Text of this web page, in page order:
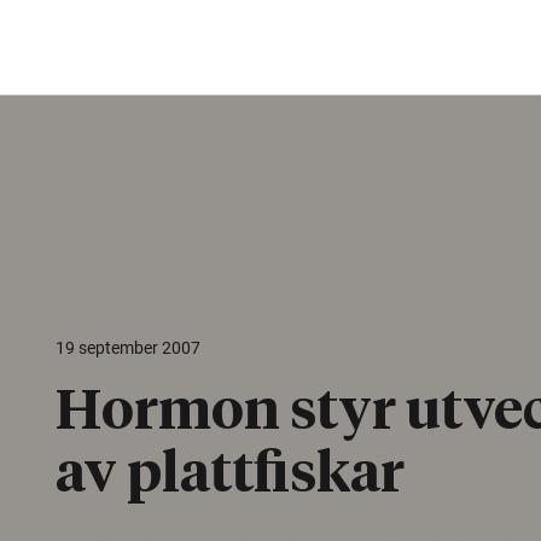
19 september 2007
Hormon styr
av plattfiskar